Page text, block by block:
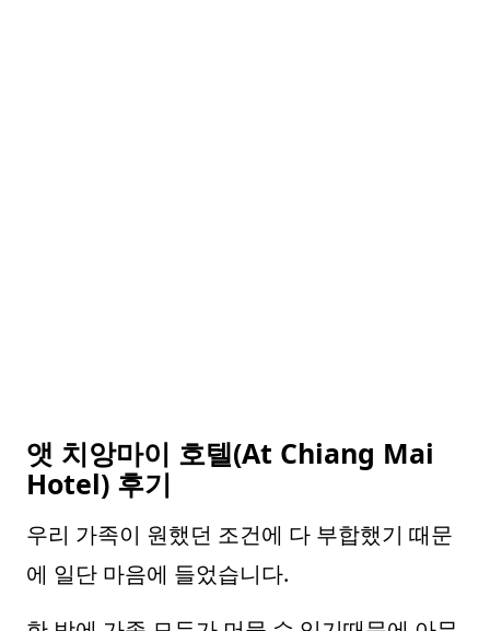
앳 치앙마이 호텔(At Chiang Mai
Hotel) 후기
우리 가족이 원했던 조건에 다 부합했기 때문
에 일단 마음에 들었습니다.